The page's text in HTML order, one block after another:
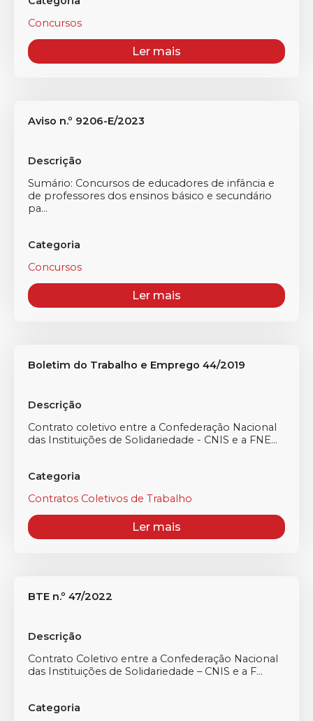
Concursos
Ler mais
Aviso n.º 9206-E/2023
Descrição
Sumário: Concursos de educadores de infância e
de professores dos ensinos básico e secundário
pa...
Categoria
Concursos
Ler mais
Boletim do Trabalho e Emprego 44/2019
Descrição
Contrato coletivo entre a Confederação Nacional
das Instituições de Solidariedade - CNIS e a FNE...
Categoria
Contratos Coletivos de Trabalho
Ler mais
BTE n.º 47/2022
Descrição
Contrato Coletivo entre a Confederação Nacional
das Instituições de Solidariedade – CNIS e a F...
Categoria